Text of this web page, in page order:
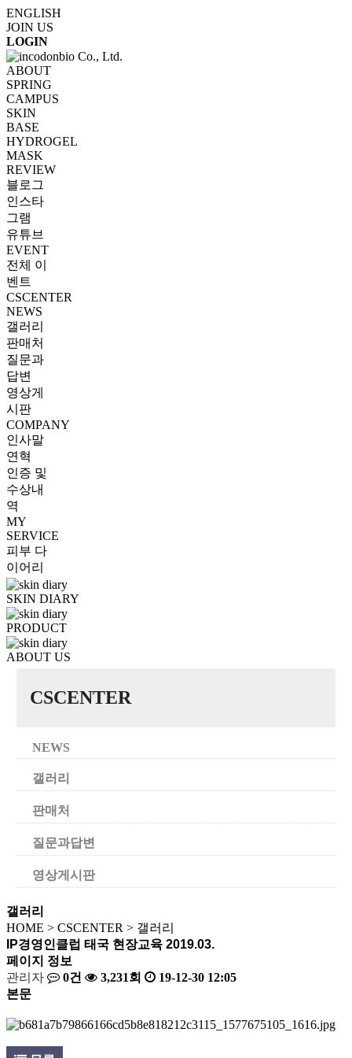
ENGLISH
JOIN US
LOGIN
ABOUT
SPRING
CAMPUS
SKIN
BASE
HYDROGEL
MASK
REVIEW
블로그
인스타
그램
유튜브
EVENT
전체 이
벤트
CSCENTER
NEWS
갤러리
판매처
질문과
답변
영상게
시판
COMPANY
인사말
연혁
인증 및
수상내
역
MY
SERVICE
피부 다
이어리
SKIN DIARY
PRODUCT
ABOUT US
CSCENTER
NEWS
갤러리
판매처
질문과답변
영상게시판
갤러리
HOME > CSCENTER > 갤러리
IP경영인클럽 태국 현장교육 2019.03.
페이지 정보
관리자
0건 3,231회
19-12-30 12:05
본문